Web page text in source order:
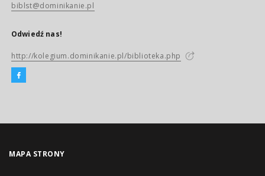
biblst@dominikanie.pl
Odwiedź nas!
http://kolegium.dominikanie.pl/biblioteka.php
MAPA STRONY